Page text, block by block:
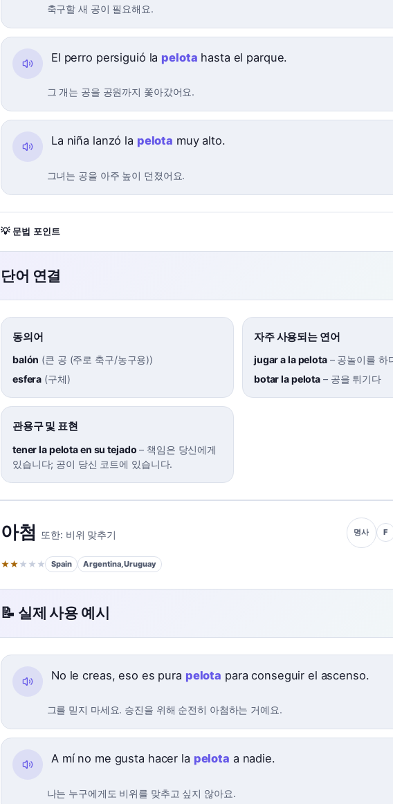
축구할 새 공이 필요해요.
El perro persiguió la pelota hasta el parque.
그 개는 공을 공원까지 쫓아갔어요.
La niña lanzó la pelota muy alto.
그녀는 공을 아주 높이 던졌어요.
💡 문법 포인트
단어 연결
동의어
balón (큰 공 (주로 축구/농구용))
esfera (구체)
자주 사용되는 연어
jugar a la pelota– 공놀이를 하
botar la pelota – 공을 튀기다
관용구 및 표현
tener la pelota en su tejado – 책임은 당신에게
있습니다; 공이 당신 코트에 있습니다.
아첨 또한: 비위 맞추기 명사 F
★★ ★ ★ ★ Spain Argentina, Uruguay
📝 실제 사용 예시
No le creas, eso es pura pelota para conseguir el ascenso.
그를 믿지 마세요. 승진을 위해 순전히 아첨하는 거예요.
A mí no me gusta hacer la pelota a nadie.
나는 누구에게도 비위를 맞추고 싶지 않아요.